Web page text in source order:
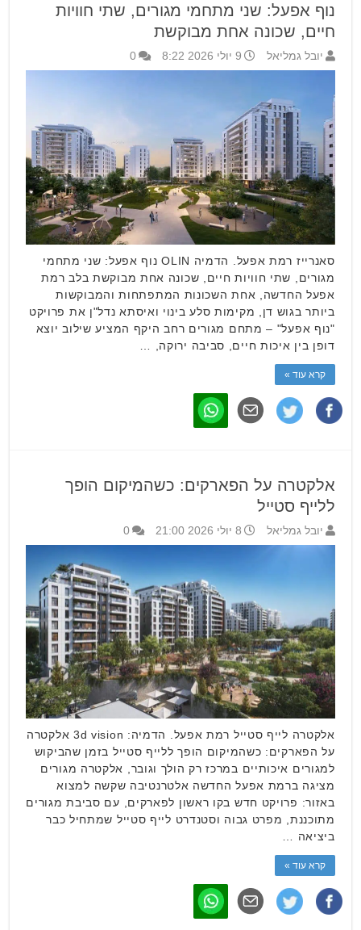
נוף אפעל: שני מתחמי מגורים, שתי חוויות
חיים, שכונה אחת מבוקשת
יובל גמליאל 9 יולי 2026 8:22 0
סאנרייז רמת אפעל. הדמיה OLIN נוף אפעל: שני מתחמי
מגורים, שתי חוויות חיים, שכונה אחת מבוקשת בלב רמת
אפעל החדשה, אחת השכונות המתפתחות והמבוקשות
ביותר בגוש דן, מקימות סלע בינוי ואיסתא נדל"ן את פרויקט
"נוף אפעל" – מתחם מגורים רחב היקף המציע שילוב יוצא
דופן בין איכות חיים, סביבה ירוקה, …
קרא עוד »
אלקטרה על הפארקים: כשהמיקום הופך
ללייף סטייל
יובל גמליאל 8 יולי 2026 21:00 0
אלקטרה לייף סטייל רמת אפעל. הדמיה: 3d vision אלקטרה
על הפארקים: כשהמיקום הופך ללייף סטייל בזמן שהביקוש
למגורים איכותיים במרכז רק הולך וגובר, אלקטרה מגורים
מציגה ברמת אפעל החדשה אלטרנטיבה שקשה למצוא
באזור: פרויקט חדש בקו ראשון לפארקים, עם סביבת מגורים
מתוכננת, מפרט גבוה וסטנדרט לייף סטייל שמתחיל כבר
ביציאה …
קרא עוד »